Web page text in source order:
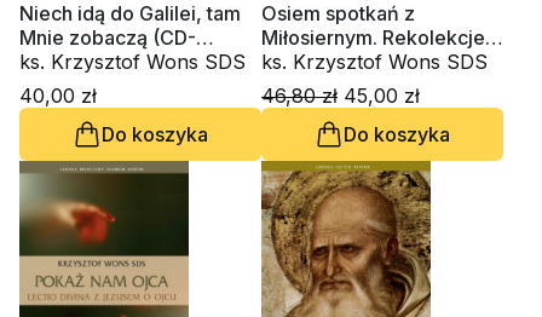
Niech idą do Galilei, tam
Mnie zobaczą (CD-
audiobook)
ks. Krzysztof Wons SDS
40,00 zł
Do koszyka
Osiem spotkań z
Miłosiernym. Rekolekcje
w domu
ks. Krzysztof Wons SDS
46,80 zł 45,00 zł
Do koszyka